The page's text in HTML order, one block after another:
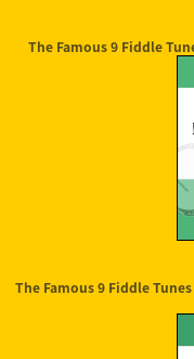
The Famous 9 Fiddle
The Famous 9 Fiddle Tunes